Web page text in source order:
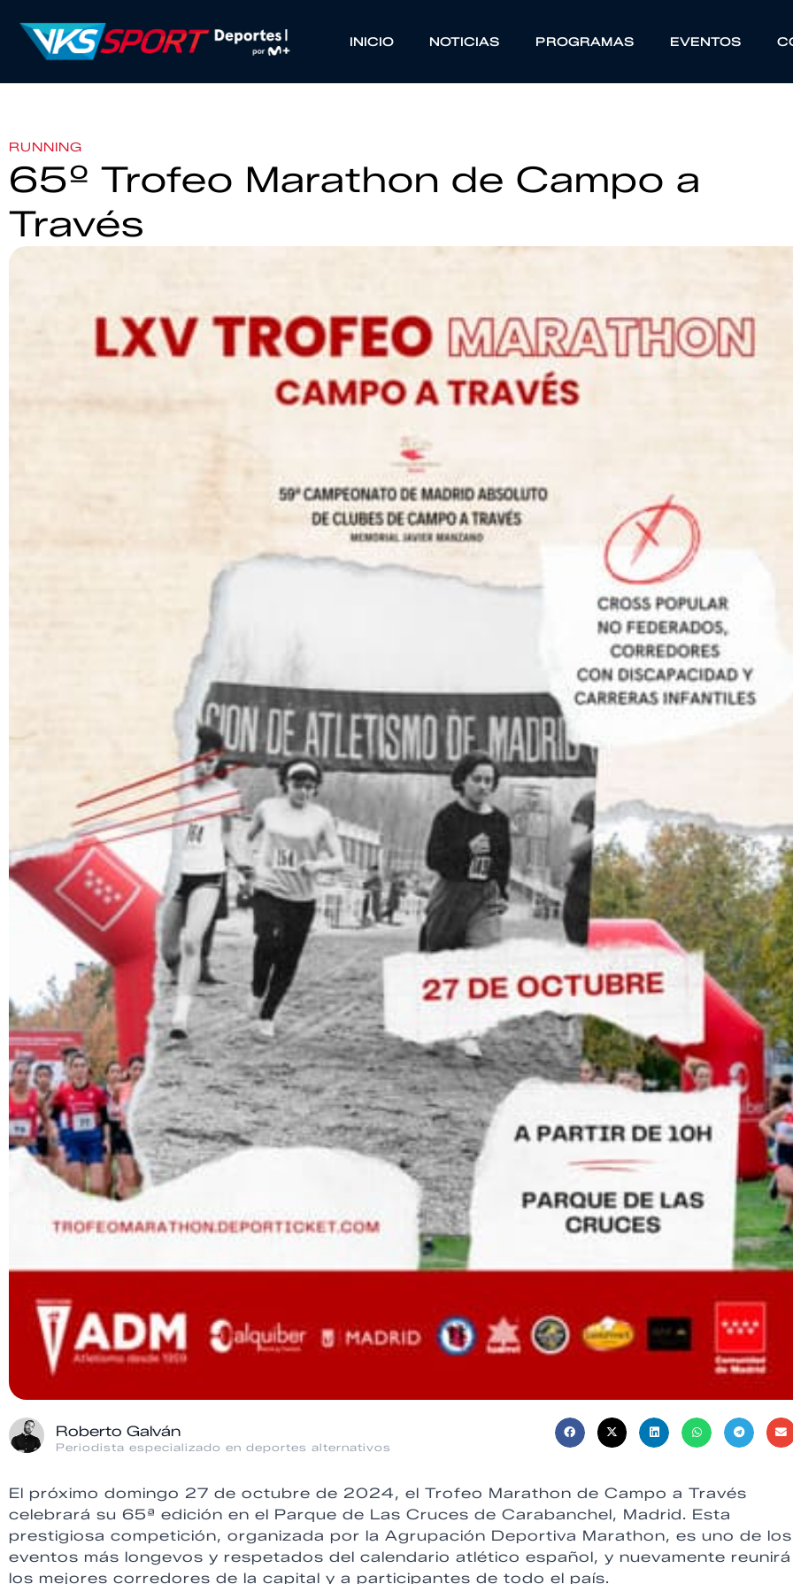
INICIO NOTICIAS PROGRAMAS EVENTOS
RUNNING
65º Trofeo Marathon de Campo a
Través
Roberto Galván
Periodista especializado en deportes alternativos
El próximo domingo 27 de octubre de 2024, el Trofeo Marathon de Campo a Través
celebrará su 65ª edición en el Parque de Las Cruces de Carabanchel, Madrid. Esta
prestigiosa competición, organizada por la Agrupación Deportiva Marathon, es uno de los
eventos más longevos y respetados del calendario atlético español, y nuevamente
los mejores corredores de la capital y a participantes de todo el país.